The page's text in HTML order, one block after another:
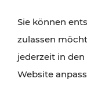
Sie können
zulassen
jederzeit in
Website